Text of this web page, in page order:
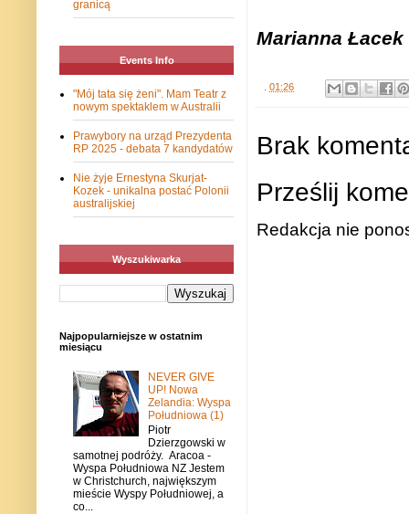
Marianna Łacek
. 01:26
Brak
Prześlij
Redakcja nie
granicą
Events Info
"Mój tata się żeni". Mam Teatr z
nowym spektaklem w Australii
Prawybory na urząd Prezydenta
RP 2025 - debata 7 kandydatów
Nie żyje Ernestyna Skurjat-
Kozek - unikalna postać Polonii
australijskiej
Wyszukiwarka
Najpopularniejsze w ostatnim
miesiącu
NEVER GIVE
UP! Nowa
Zelandia: Wyspa
Południowa (1)
Piotr
Dzierzgowski w
samotnej podróży. Aracoa -
Wyspa Południowa NZ Jestem
w Christchurch, największym
mieście Wyspy Południowej, a
co...